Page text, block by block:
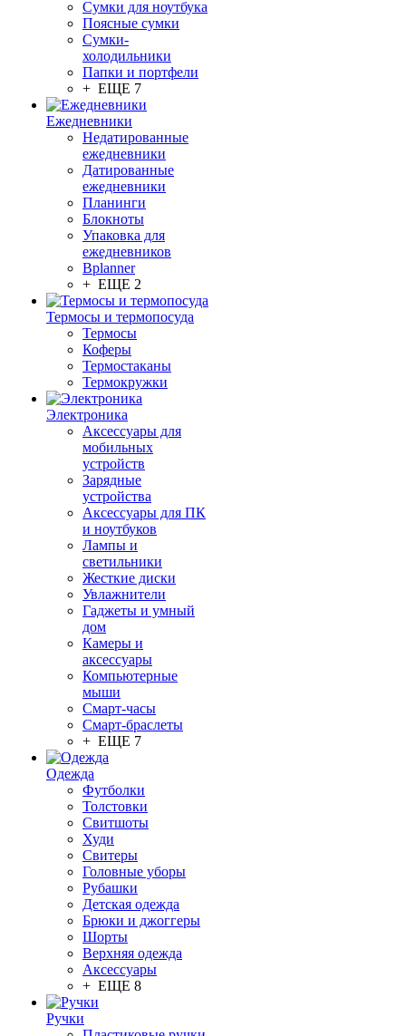
Сумки для ноутбука
Поясные сумки
Сумки-
холодильники
Папки и портфели
+ ЕЩЕ 7
Ежедневники
Недатированные
ежедневники
Датированные
ежедневники
Планинги
Блокноты
Упаковка для
ежедневников
Bplanner
+ ЕЩЕ 2
Термосы и термопосуда
Термосы
Коферы
Термостаканы
Термокружки
Электроника
Аксессуары для
мобильных
устройств
Зарядные
устройства
Аксессуары для ПК
и ноутбуков
Лампы и
светильники
Жесткие диски
Увлажнители
Гаджеты и умный
дом
Камеры и
аксессуары
Компьютерные
мыши
Смарт-часы
Смарт-браслеты
+ ЕЩЕ 7
Одежда
Футболки
Толстовки
Свитшоты
Худи
Свитеры
Головные уборы
Рубашки
Детская одежда
Брюки и джоггеры
Шорты
Верхняя одежда
Аксессуары
+ ЕЩЕ 8
Ручки